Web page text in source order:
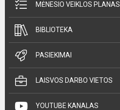
MĖNESIO VEIKLOS PLANAS
BIBLIOTEKA
PASIEKIMAI
LAISVOS DARBO VIETOS
YOUTUBE KANALAS